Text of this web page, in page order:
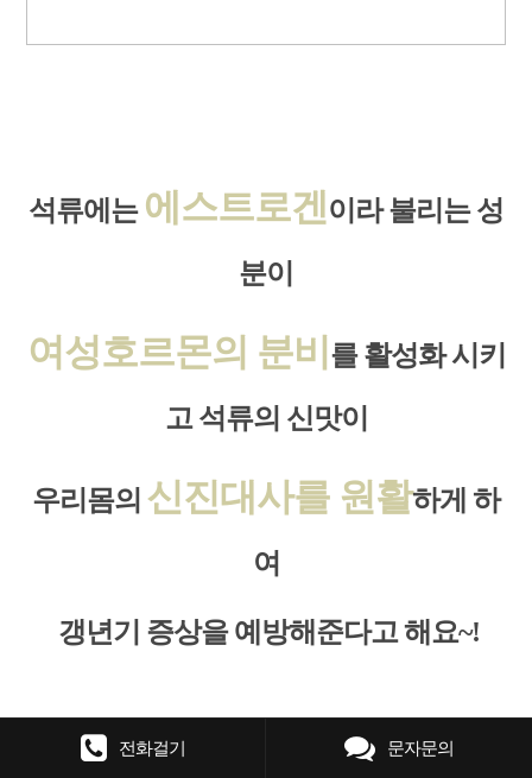
석류에는 에스트로겐이라불리는 성
분이
여성호르몬의 분비 를 활성화 시키
고 석류의 신맛이
우리몸의 신진대사를 원활하게 하
여
갱년기 증상을 예방해준다고 해요~!
전화걸기 문자문의